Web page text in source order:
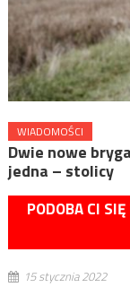
WIADOMOŚCI
Dwie nowe
jedna – stolicy
PODOBA CI
15 stycznia 2022